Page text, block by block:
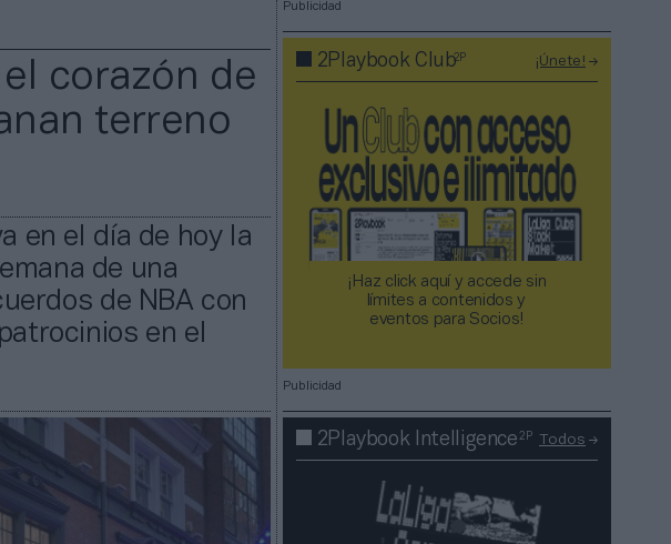
corazón de
terreno
en el día de hoy la
de una
de NBA con
en el
Publicidad
2Playbook Club2P ¡Únete!
¡Haz click aquí y accede sin
límites a contenidos y
eventos para Socios!​​​​​​​
Publicidad
2Playbook Intelligence2P Todos